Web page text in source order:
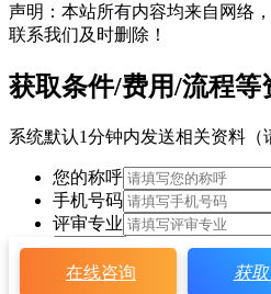
声明：本站所有内容均来自网络
联系我们及时删除！
在线咨询 获
获取条件/费用/流程等
系统默认1分钟内发送相关资料（
您的称呼
手机号码
评审专业
立即获取